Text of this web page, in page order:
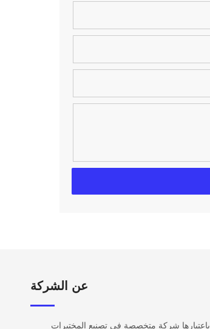
عن الشركة​​​​​​
باعتبارها شركة متخصصة في تصنيع المختبرات